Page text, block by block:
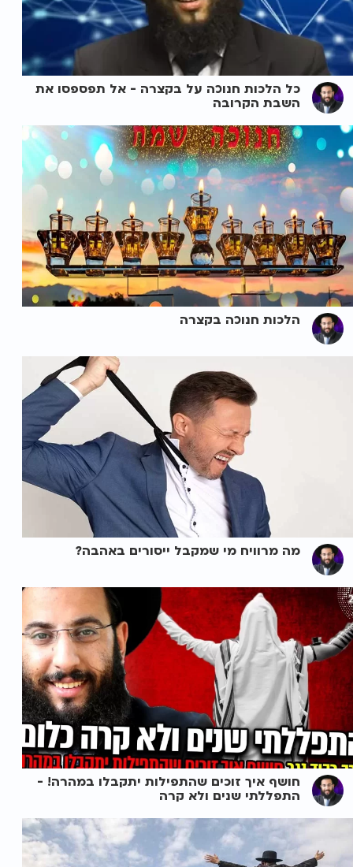
כל הלכות חנוכה על בקצרה - אל תפספסו את
השבת הקרובה
הלכות חנוכה בקצרה
מה מרוויח מי שמקבל ייסורים באהבה?
חושף איך זוכים שהתפילות יתקבלו במהרה! -
התפללתי שנים ולא קרה